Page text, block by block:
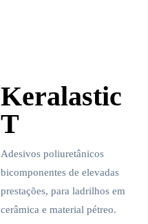
Keralastic
T
Adesivos poliuretânicos
bicomponentes de elevadas
prestações, para ladrilhos em
cerâmica e material pétreo.